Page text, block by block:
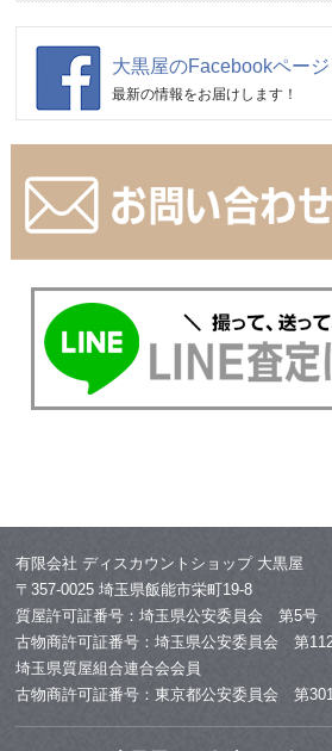
大黒屋のFacebookページ
最新の情報をお届けします！
有限会社 ディスカウントショップ 大黒屋
〒357-0025 埼玉県飯能市栄町19-8
質屋許可証番号：埼玉県公安委員会 第5号
古物商許可証番号：埼玉県公安委員会 第
埼玉県質屋組合連合会会員
古物商許可証番号：東京都公安委員会 第